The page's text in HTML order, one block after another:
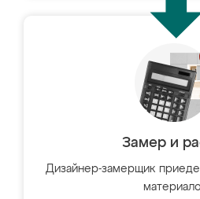
Замер и
Дизайнер-замерщик